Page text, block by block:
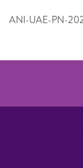
ANI-UAE-PN-